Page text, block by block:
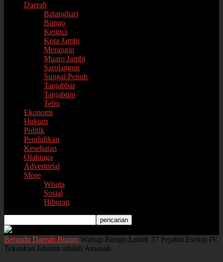
Daerah
Batanghari
Bungo
Kerinci
Kota Jambi
Merangin
Muaro Jambi
Sarolangun
Sungai Penuh
Tanjabbar
Tanjabtim
Tebo
Ekonomi
Hukum
Politik
Pendidikan
Kesehatan
Olahraga
Advertorial
More
Wisata
Sosial
Hiburan
Beranda Daerah Bungo Wabup Bungo Lantik 37 Pejabat Eselon IV,
Tekankan Jabatan adalah Amanah